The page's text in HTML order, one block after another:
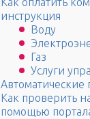
инструкция
Воду
Газ
Услуги
Автоматические
Как проверить
помощью